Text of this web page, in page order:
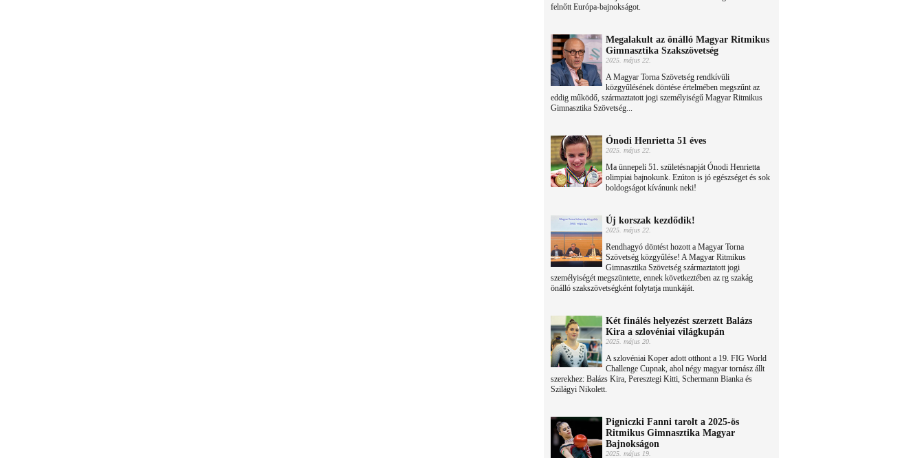
felnőtt Európa-bajnokságot.
Megalakult az önálló Magyar Ritmikus
Gimnasztika Szakszövetség
2025. május 22.
A Magyar Torna Szövetség rendkívüli
közgyűlésének döntése értelmében megszűnt az
eddig működő, származtatott jogi személyiségű Magyar Ritmikus
Gimnasztika Szövetség...
Ónodi Henrietta 51 éves
2025. május 22.
Ma ünnepeli 51. születésnapját Ónodi Henrietta
olimpiai bajnokunk. Ezúton is jó egészséget és sok
boldogságot kívánunk neki!
Új korszak kezdődik!
2025. május 22.
Rendhagyó döntést hozott a Magyar Torna
Szövetség közgyűlése! A Magyar Ritmikus
Gimnasztika Szövetség származtatott jogi
személyiségét megszüntette, ennek következtében az rg szakág
önálló szakszövetségként folytatja munkáját.
Két finálés helyezést szerzett Balázs
Kira a szlovéniai világkupán
2025. május 20.
A szlovéniai Koper adott otthont a 19. FIG World
Challenge Cupnak, ahol négy magyar tornász állt
szerekhez: Balázs Kira, Peresztegi Kitti, Schermann Bianka és
Szilágyi Nikolett.
Pigniczki Fanni tarolt a 2025-ös
Ritmikus Gimnasztika Magyar
Bajnokságon
2025. május 19.